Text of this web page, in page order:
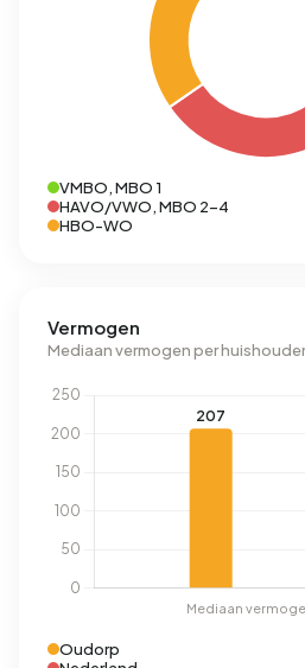
VMBO, MBO 1
HAVO/VWO, MBO 2-4
HBO-WO
Vermogen
Mediaan vermogen per
Oudorp